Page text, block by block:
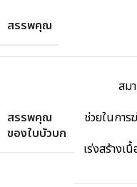
สรรพคุณ
สรรพคุณ
ของใบบัวบก
สม
ช่วยในการ
เร่งสร้างเ